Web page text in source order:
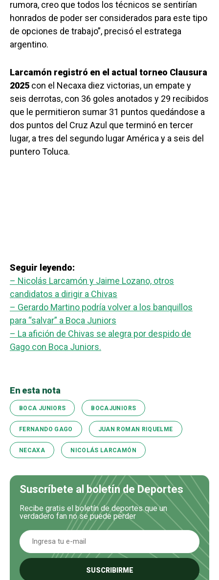
rumora, creo que todos los técnicos se sentirían
honrados de poder ser considerados para este tipo
de opciones de trabajo”, precisó el estratega
argentino.
Larcamón registró en el actual torneo Clausura
2025 con el Necaxa diez victorias, un empate y
seis derrotas, con 36 goles anotados y 29 recibidos
que le permitieron sumar 31 puntos quedándose a
dos puntos del Cruz Azul que terminó en tercer
lugar, a tres del segundo lugar América y a seis del
puntero Toluca.
Seguir leyendo:
– Nicolás Larcamón y Jaime Lozano, otros
candidatos a dirigir a Chivas
– Gerardo Martino podría volver a los banquillos
para “salvar” a Boca Juniors
– La afición de Chivas se alegra por despido de
Gago con Boca Juniors.
En esta nota
BOCA JUNIORS BOCAJUNIORS
FERNANDO GAGO JUAN ROMAN RIQUELME
NECAXA NICOLÁS LARCAMÓN
Suscríbete al boletín de Deportes
Recibe gratis el boletín de deportes que un
verdadero fan no se puede perder
SUSCRIBIRME